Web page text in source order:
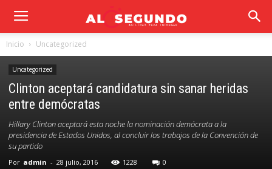
Inicio Uncategorized
Uncategorized
Clinton aceptará candidatura sin sanar heridas
entre demócratas
Hillary Clinton aceptará esta noche la nominación demócrata a la
presidencia de Estados Unidos, al concluir los trabajos de la Convención de
su partido
Por admin - 28 julio, 2016 1228 0